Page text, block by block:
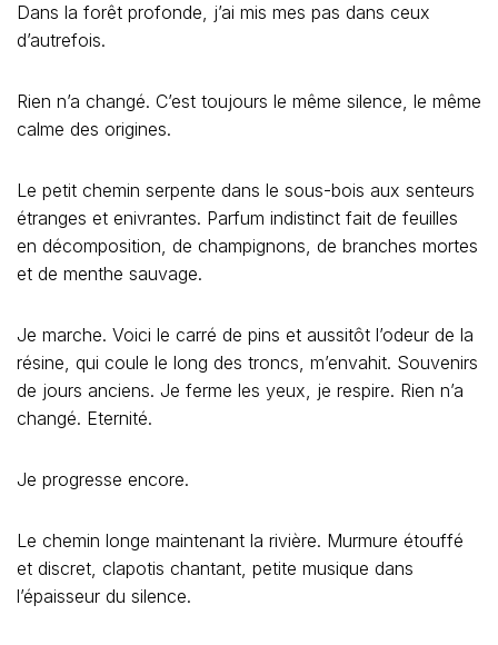
Dans la forêt profonde, j’ai mis mes pas dans ceux
d’autrefois.
Rien n’a changé. C’est toujours le même silence, le même
calme des origines.
Le petit chemin serpente dans le sous-bois aux senteurs
étranges et enivrantes. Parfum indistinct fait de feuilles
en décomposition, de champignons, de branches mortes
et de menthe sauvage.
Je marche. Voici le carré de pins et aussitôt l’odeur de la
résine, qui coule le long des troncs, m’envahit. Souvenirs
de jours anciens. Je ferme les yeux, je respire. Rien n’a
changé. Eternité.
Je progresse encore.
Le chemin longe maintenant la rivière. Murmure étouffé
et discret, clapotis chantant, petite musique dans
l’épaisseur du silence.